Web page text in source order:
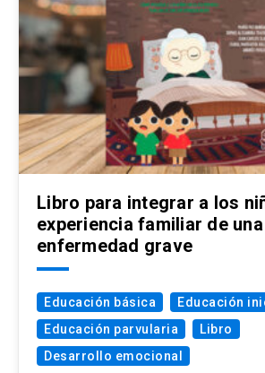
Libro para integrar a los
experiencia familiar de una
enfermedad grave
Educación básica
Educación
Educación parvularia
Libro
Desarrollo emocional